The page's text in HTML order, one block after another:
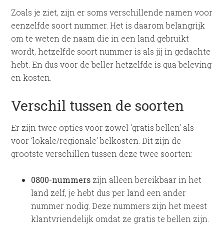
Zoals je ziet, zijn er soms verschillende namen voor
eenzelfde soort nummer. Het is daarom belangrijk
om te weten de naam die in een land gebruikt
wordt, hetzelfde soort nummer is als jij in gedachte
hebt. En dus voor de beller hetzelfde is qua beleving
en kosten.
Verschil tussen de soorten
Er zijn twee opties voor zowel ‘gratis bellen’ als
voor ‘lokale/regionale’ belkosten. Dit zijn de
grootste verschillen tussen deze twee soorten:
0800-nummers zijn alleen bereikbaar in het
land zelf, je hebt dus per land een ander
nummer nodig. Deze nummers zijn het meest
klantvriendelijk omdat ze gratis te bellen zijn.